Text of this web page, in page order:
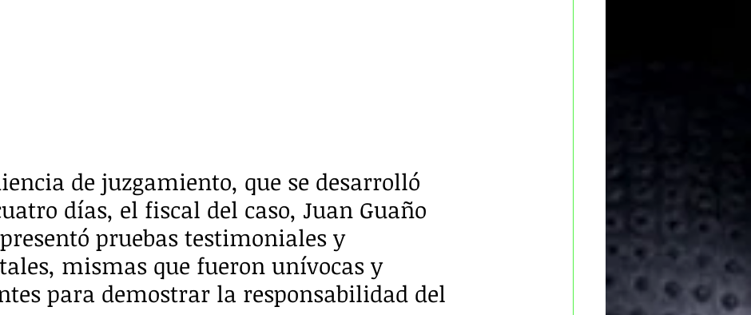
de juzgamiento, que se desarrolló
días, el fiscal del caso, Juan Guaño
pruebas testimoniales y
mismas que fueron unívocas y
para demostrar la responsabilidad del